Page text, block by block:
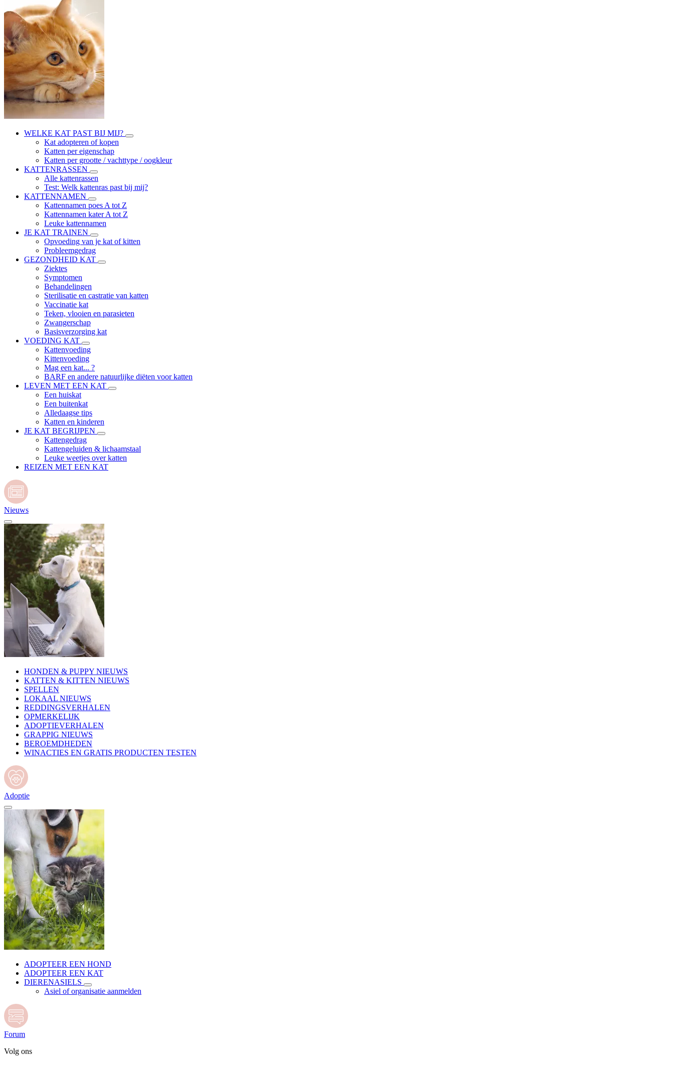
WELKE KAT PAST BIJ MIJ?
Kat adopteren of kopen
Katten per eigenschap
Katten per grootte / vachttype / oogkleur
KATTENRASSEN
Alle kattenrassen
Test: Welk kattenras past bij mij?
KATTENNAMEN
Kattennamen poes A tot Z
Kattennamen kater A tot Z
Leuke kattennamen
JE KAT TRAINEN
Opvoeding van je kat of kitten
Probleemgedrag
GEZONDHEID KAT
Ziektes
Symptomen
Behandelingen
Sterilisatie en castratie van katten
Vaccinatie kat
Teken, vlooien en parasieten
Zwangerschap
Basisverzorging kat
VOEDING KAT
Kattenvoeding
Kittenvoeding
Mag een kat... ?
BARF en andere natuurlijke diëten voor katten
LEVEN MET EEN KAT
Een huiskat
Een buitenkat
Alledaagse tips
Katten en kinderen
JE KAT BEGRIJPEN
Kattengedrag
Kattengeluiden & lichaamstaal
Leuke weetjes over katten
REIZEN MET EEN KAT
Nieuws
HONDEN & PUPPY NIEUWS
KATTEN & KITTEN NIEUWS
SPELLEN
LOKAAL NIEUWS
REDDINGSVERHALEN
OPMERKELIJK
ADOPTIEVERHALEN
GRAPPIG NIEUWS
BEROEMDHEDEN
WINACTIES EN GRATIS PRODUCTEN TESTEN
Adoptie
ADOPTEER EEN HOND
ADOPTEER EEN KAT
DIERENASIELS
Asiel of organisatie aanmelden
Forum
Volg ons